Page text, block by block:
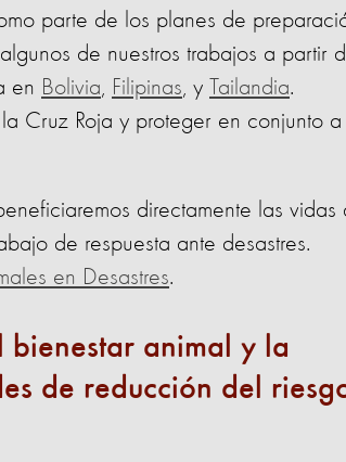
parte de los planes de
de nuestros trabajos a partir
en Bolivia, Filipinas, y Tailandia.
Cruz Roja y proteger en conjunto
directamente las vidas
de respuesta ante desastres.
en Desastres.
bienestar animal y la
de reducción del